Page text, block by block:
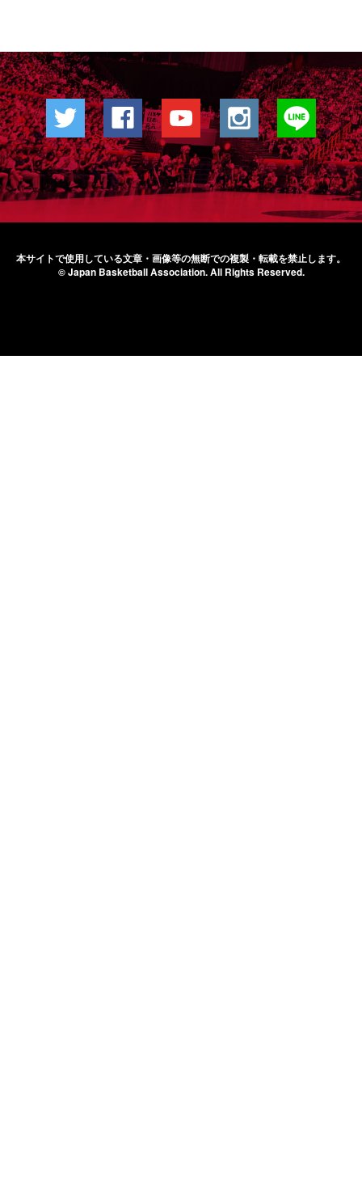
本サイトで使用している文章・画像等の無断での複製・転載を禁止します。
© Japan Basketball Association.All Rights Reserved.